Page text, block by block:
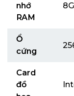
nhớ
RAM
Ổ
cứng
Card
đồ